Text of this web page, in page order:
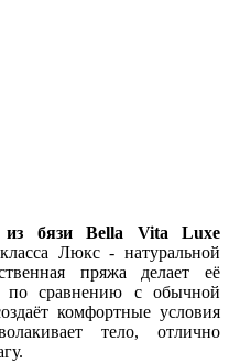
из бязи Bella Vita Luxe
Люкс - натуральной
пряжа делает её
по сравнению с обычной
комфортные условия
тело, отлично